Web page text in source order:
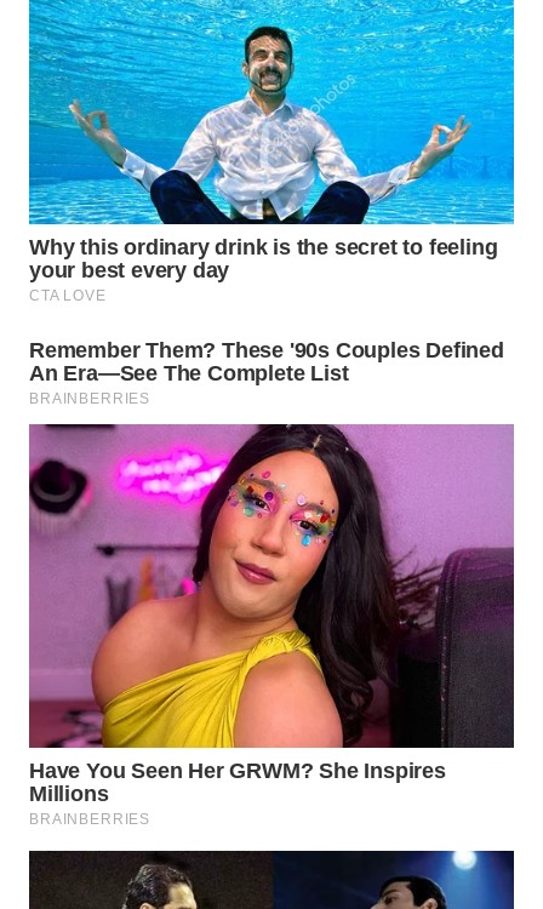
WN
DANAU
TOBA
WN
NIAS
WN
LANGKAT
WN
TAPANULI
SELATAN
WN
TANJUNG
LESUNG
WN
SIMALUNGUN
LABUHANBATU
WN